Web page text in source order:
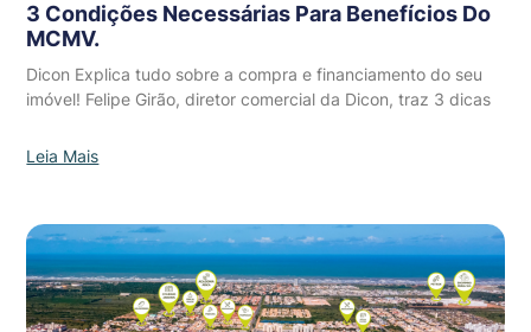
3 Condições Necessárias Para Benefícios Do
MCMV.
Dicon Explica tudo sobre a compra e financiamento do seu
imóvel! Felipe Girão, diretor comercial da Dicon, traz 3 dicas
Leia Mais